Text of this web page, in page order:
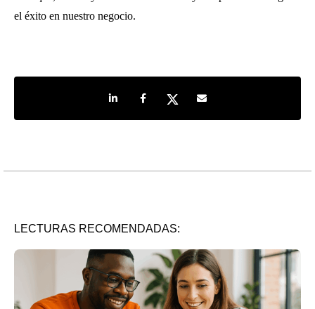
el éxito en nuestro negocio.
Share on LinkedIn
Share on Facebook
Share on TwitterShare by e-mail
LECTURAS RECOMENDADAS: